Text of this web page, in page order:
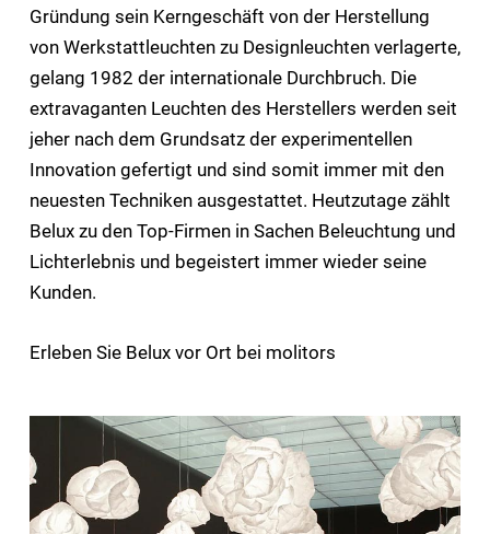
Gründung sein Kerngeschäft von der Herstellung
von Werkstattleuchten zu Designleuchten verlagerte,
gelang 1982 der internationale Durchbruch. Die
extravaganten Leuchten des Herstellers werden seit
jeher nach dem Grundsatz der experimentellen
Innovation gefertigt und sind somit immer mit den
neuesten Techniken ausgestattet. Heutzutage zählt
Belux zu den Top-Firmen in Sachen Beleuchtung und
Lichterlebnis und begeistert immer wieder seine
Kunden.
Erleben Sie Belux vor Ort bei molitors